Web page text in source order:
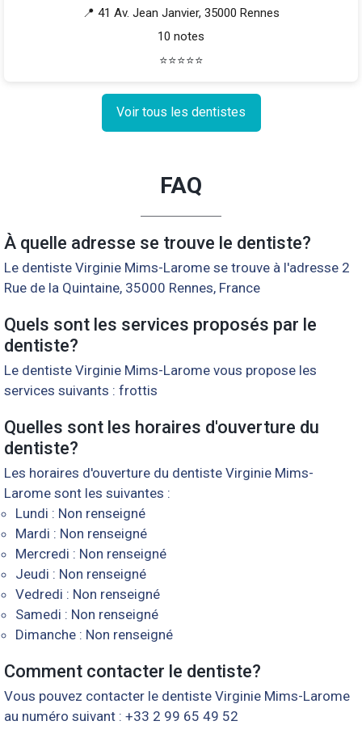
📍 41 Av. Jean Janvier, 35000 Rennes
10 notes
⭐⭐⭐⭐⭐
Voir tous les dentistes
FAQ
À quelle adresse se trouve le dentiste?
Le dentiste Virginie Mims-Larome se trouve à l'adresse 2
Rue de la Quintaine, 35000 Rennes, France
Quels sont les services proposés par le
dentiste?
Le dentiste Virginie Mims-Larome vous propose les
services suivants : frottis
Quelles sont les horaires d'ouverture du
dentiste?
Les horaires d'ouverture du dentiste Virginie Mims-
Larome sont les suivantes :
Lundi : Non renseigné
Mardi : Non renseigné
Mercredi : Non renseigné
Jeudi : Non renseigné
Vedredi : Non renseigné
Samedi : Non renseigné
Dimanche : Non renseigné
Comment contacter le dentiste?
Vous pouvez contacter le dentiste Virginie Mims-Larome
au numéro suivant : +33 2 99 65 49 52